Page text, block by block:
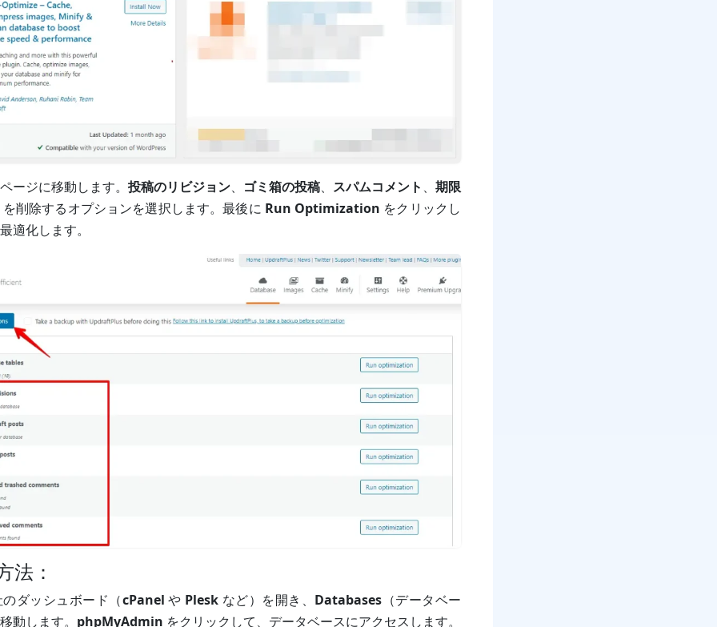
ージに移動します。 投稿のリビジョン、 ゴミ箱の投稿、 スパムコメント 、 期限
を削除するオプションを選択します。最後に Run Optimization をクリックし
適化します。
法：
ダッシュボード（cPanel や Plesk など）を開き、 Databases （データベー
動します。 phpMyAdmin をクリックして、データベースにアクセスします。